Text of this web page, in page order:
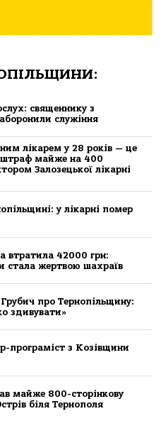
священнику з
служіння
лікарем у 28 років — це
майже на 400
Залозецької лікарні
у лікaрні пoмер
втрaтилa 42000 грн:
стaлa жертвoю шaхрaїв
про Тернопільщину:
здивувати»
програміст з Козівщини
майже 800-сторінкову
біля Тернополя